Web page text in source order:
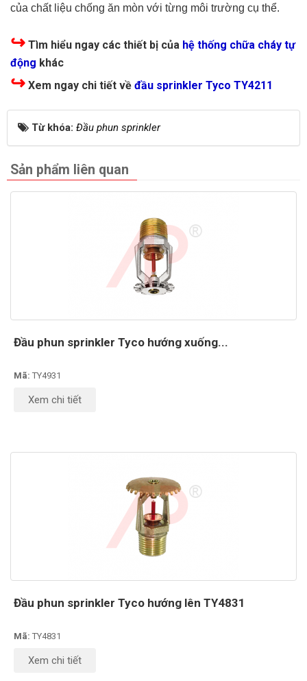
của chất liệu chống ăn mòn với từng môi trường cụ thể.
↪ Tìm hiểu ngay các thiết bị của hệ thống chữa cháy tự
động khác
↪ Xem ngay chi tiết về đầu sprinkler Tyco TY4211
Từ khóa: Đầu phun sprinkler
Sản phẩm liên quan
Đầu phun sprinkler Tyco hướng xuống...
Mã: TY4931
Xem chi tiết
Đầu phun sprinkler Tyco hướng lên TY4831
Mã: TY4831
Xem chi tiết